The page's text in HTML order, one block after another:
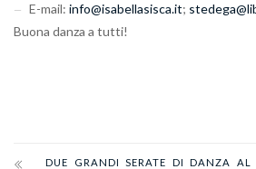
E-mail: info@isabellasisca.it;
Buona danza a tutti!
DUE GRANDI SERATE DI DANZA AL